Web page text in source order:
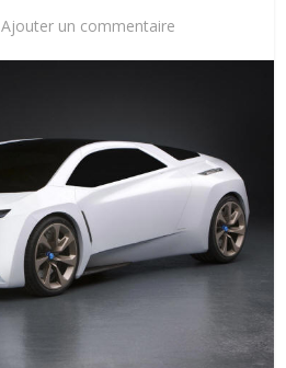
Ajouter un commentaire